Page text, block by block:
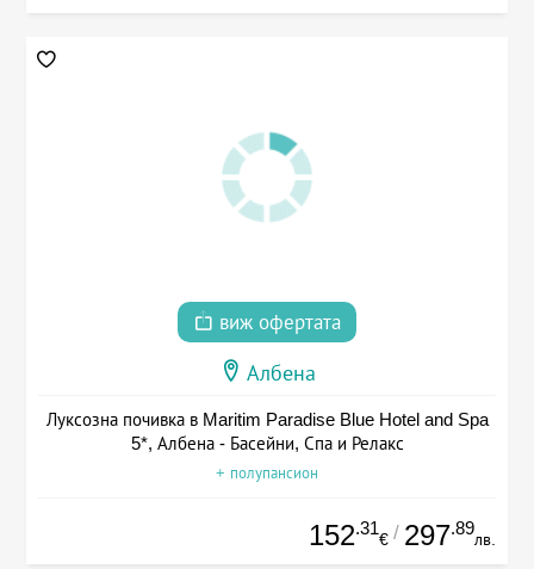
виж офертата
Албена
Луксозна почивка в Maritim Paradise Blue Hotel and Spa
5*, Албена - Басейни, Спа и Релакс
+ полупансион
152.31
€ / 297.89
лв.